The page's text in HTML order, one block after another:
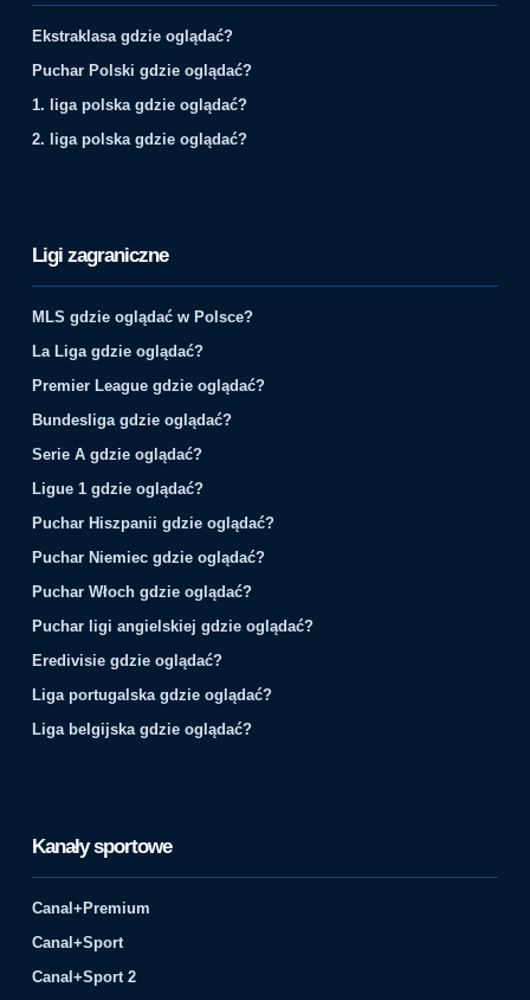
Ekstraklasa gdzie oglądać?
Puchar Polski gdzie oglądać?
1. liga polska gdzie oglądać?
2. liga polska gdzie oglądać?
Ligi zagraniczne
MLS gdzie oglądać w Polsce?
La Liga gdzie oglądać?
Premier League gdzie oglądać?
Bundesliga gdzie oglądać?
Serie A gdzie oglądać?
Ligue 1 gdzie oglądać?
Puchar Hiszpanii gdzie oglądać?
Puchar Niemiec gdzie oglądać?
Puchar Włoch gdzie oglądać?
Puchar ligi angielskiej gdzie oglądać?
Eredivisie gdzie oglądać?
Liga portugalska gdzie oglądać?
Liga belgijska gdzie oglądać?
Kanały sportowe
Canal+Premium
Canal+Sport
Canal+Sport 2